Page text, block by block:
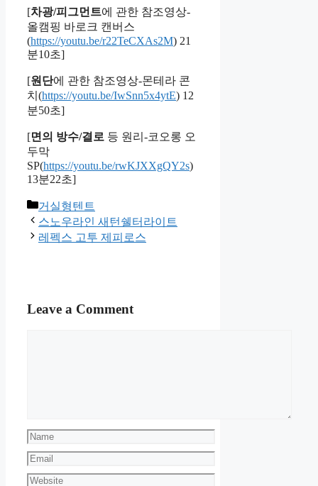
[차광/피그먼트에 관한 참조영상-
올캠핑 바로크 캔버스
(https://youtu.be/r22TeCXAs2M) 21
분10초]
[원단에 관한 참조영상-몬테라 콘
치(https://youtu.be/IwSnn5x4ytE) 12
분50초]
[면의 방수/결로 등 원리-코오롱 오
두막
SP(https://youtu.be/rwKJXXgQY2s)
13분22초]
Categories
거실형텐트
스노우라인 새턴쉘터라이트
레펙스 고투 제피로스
Leave a Comment
Name
Email
Website